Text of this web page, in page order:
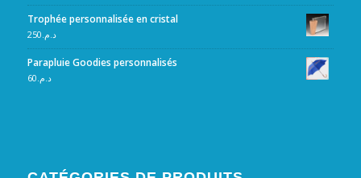
Trophée personnalisée en cristal
د.م. 250
Parapluie Goodies personnalisés
د.م. 60